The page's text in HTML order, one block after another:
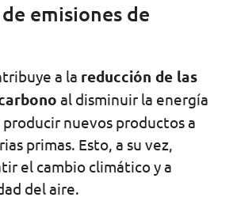
emisiones de
a la reducción de las
al disminuir la energía
producir nuevos productos a
primas. Esto, a su vez,
el cambio climático y a
del aire.